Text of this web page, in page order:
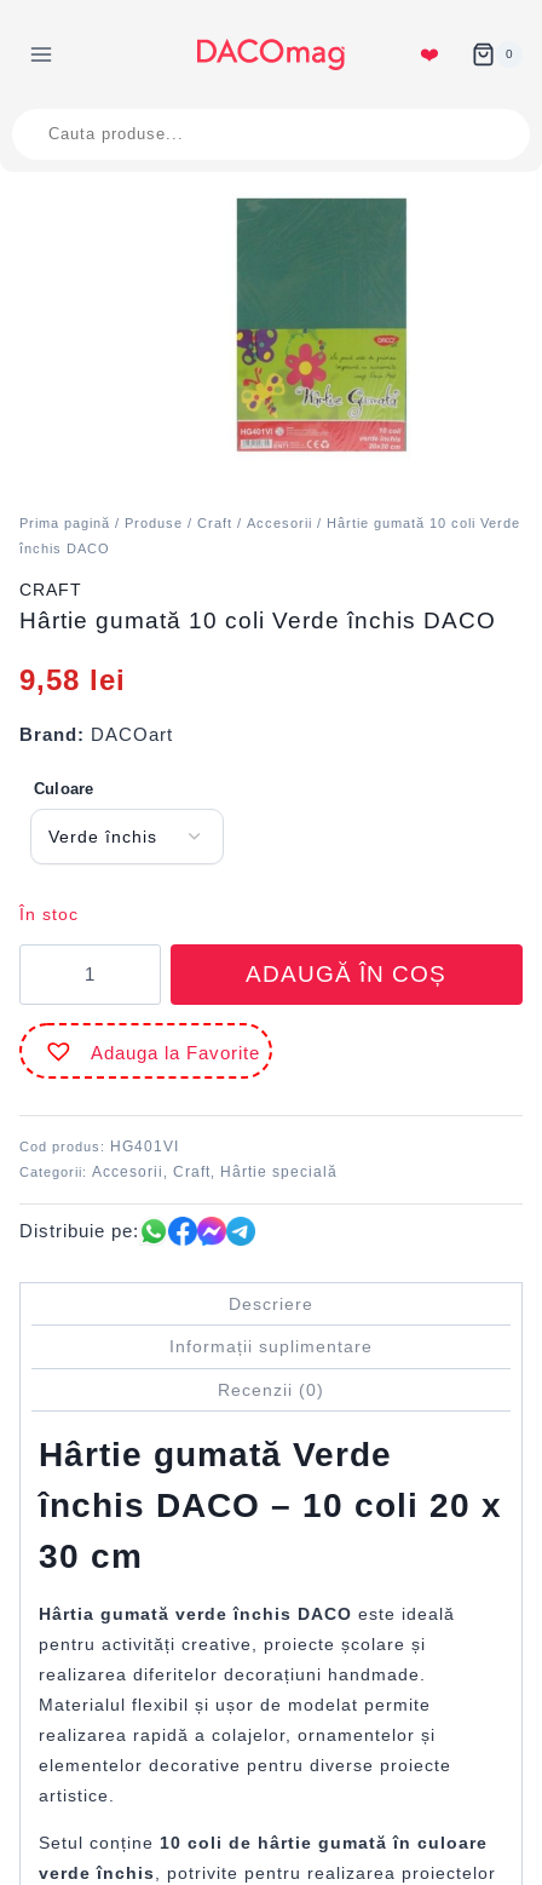
content
❤️ 0
search
Prima pagină / Produse / Craft / Accesorii / Hârtie gumată 10 coli Verde
închis DACO
CRAFT
Hârtie gumată 10 coli Verde închis DACO
9,58 lei
Brand: DACOart
Culoare
În stoc
gumată
10
coli
Verde
ADAUGĂ ÎN COȘ
Adauga la Favorite
Cod produs: HG401VI
Categorii: Accesorii Craft Hârtie specială
Distribuie pe:
Descriere
Informații suplimentare
Recenzii (0)
Hârtie gumată Verde
închis DACO – 10 coli 20 x
30 cm
Hârtia gumată verde închis DACO este ideală
pentru activități creative, proiecte școlare și
realizarea diferitelor decorațiuni handmade.
Materialul flexibil și ușor de modelat permite
realizarea rapidă a colajelor, ornamentelor și
elementelor decorative pentru diverse proiecte
artistice.
Setul conține 10 coli de hârtie gumată în culoare
verde închis, potrivite pentru realizarea proiectelor